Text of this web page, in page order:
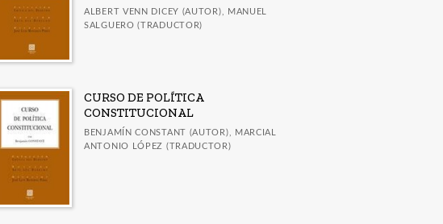
ALBERT VENN DICEY (AUTOR), MANUEL
SALGUERO (TRADUCTOR)
CURSO DE POLÍTICA
CONSTITUCIONAL
BENJAMÍN CONSTANT (AUTOR), MARCIAL
ANTONIO LÓPEZ (TRADUCTOR)